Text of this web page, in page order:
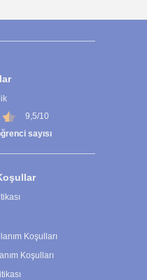
9,5/10
sayısı
Koşulları
Koşulları